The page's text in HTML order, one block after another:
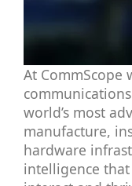
At CommScope
world’s most
manufacture,
hardware
intelligence